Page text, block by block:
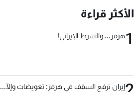
الأكثر قراءة
1هرمز... والشرط الإيراني!
إيران ترفع السقف في هرمز: تعويضات وإلّا...